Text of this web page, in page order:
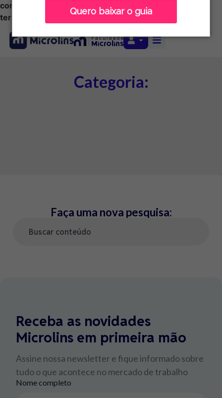
Quero baixar o guia
content/plugins/seo-by-rank-math/includes/class-
term.php
110
Categoria:
Faça uma nova pesquisa:
Receba as novidades
Microlins em primeira mão
Assine nossa newsletter e fique informado sobre
tudo o que acontece no mercado de trabalho
Nome completo